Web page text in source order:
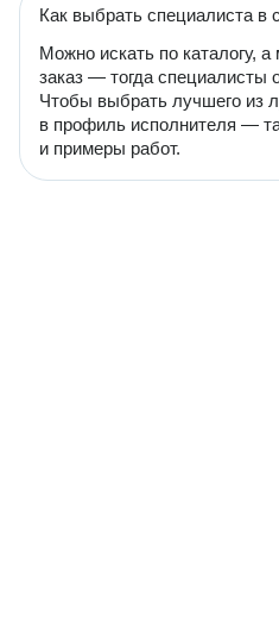
Как выбрать специалиста в
Можно искать по каталогу,
заказ — тогда специалисты
Чтобы выбрать лучшего из
в профиль исполнителя —
и примеры работ.